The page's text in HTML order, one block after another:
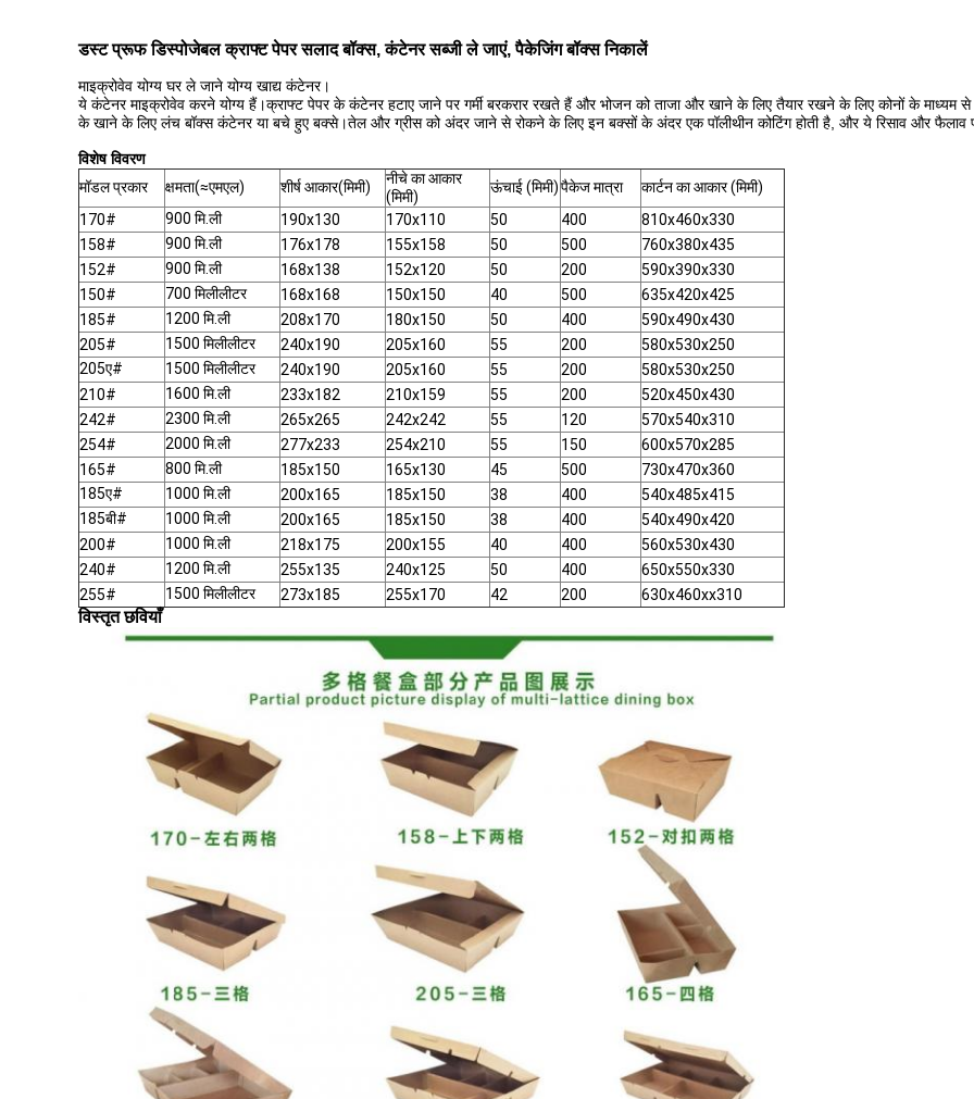
डस्ट प्रूफ डिस्पोजेबल क्राफ्ट पेपर सलाद बॉक्स, कंटेनर सब्जी ले जाएं, पैकेजिंग बॉक्स निकालें
माइक्रोवेव योग्य घर ले जाने योग्य खाद्य कंटेनर।
ये कंटेनर माइक्रोवेव करने योग्य हैं।क्राफ्ट पेपर के कंटेनर हटाए जाने पर गर्मी बरकरार रखते हैं और भोजन को ताजा और खाने के लिए तैयार रखने के लिए कोनों के माध्यम
के खाने के लिए लंच बॉक्स कंटेनर या बचे हुए बक्से।तेल और ग्रीस को अंदर जाने से रोकने के लिए इन बक्सों के अंदर एक पॉलीथीन कोटिंग होती है, और ये रिसाव और फैलाव
विशेष विवरण
मॉडल प्रकार
क्षमता(≈एमएल) शीर्ष आकार(मिमी)
नीचे का आकार
(मिमी)
ऊंचाई (मिमी)पैकेज मात्रा
कार्टन का आकार (मिमी)
170#
900 मि.ली 190x130 170x110 50 400
810x460x330
158#
900 मि.ली 176x178 155x158 50 500
760x380x435
152#
900 मि.ली 168x138 152x120 50 200
590x390x330
150#
700 मिलीलीटर 168x168 150x150 40 500
635x420x425
185#
1200 मि.ली 208x170 180x150 50 400
590x490x430
205#
1500 मिलीलीटर 240x190 205x160 55 200
580x530x250
205ए#
1500 मिलीलीटर 240x190 205x160 55 200
580x530x250
210#
1600 मि.ली 233x182 210x159 55 200
520x450x430
242#
2300 मि.ली 265x265 242x242 55 120
570x540x310
254#
2000 मि.ली 277x233 254x210 55 150
600x570x285
165#
800 मि.ली 185x150 165x130 45 500
730x470x360
185ए#
1000 मि.ली 200x165 185x150 38 400
540x485x415
185बी#
1000 मि.ली 200x165 185x150 38 400
540x490x420
200#
1000 मि.ली 218x175 200x155 40 400
560x530x430
240#
1200 मि.ली 255x135 240x125 50 400
650x550x330
255#
1500 मिलीलीटर 273x185 255x170 42 200 630x460xx310
विस्तृत छवियाँ